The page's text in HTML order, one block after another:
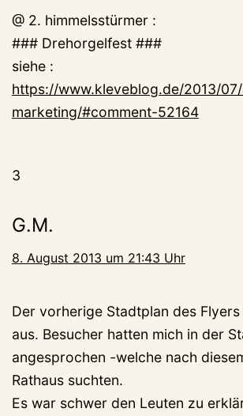
@ 2. himmelsstürmer :
### Drehorgelfest ###
siehe :
https://www.kleveblog.de/2013/
marketing/#comment-52164
3
G.M.
8. August 2013 um 21:43 Uhr
Der vorherige Stadtplan des Flyers
aus. Besucher hatten mich in der
angesprochen -welche nach
Rathaus suchten.
Es war schwer den Leuten zu